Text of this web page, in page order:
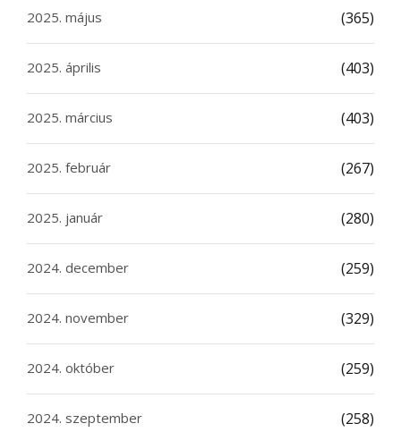
2025. május (365)
2025. április (403)
2025. március (403)
2025. február (267)
2025. január (280)
2024. december (259)
2024. november (329)
2024. október (259)
2024. szeptember (258)